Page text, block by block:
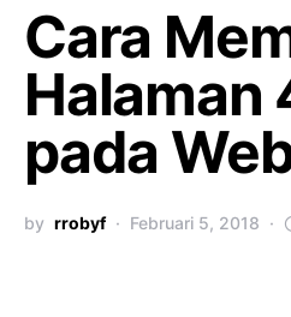
Cara
Halaman
pada
by rrobyf Februari 5, 2018